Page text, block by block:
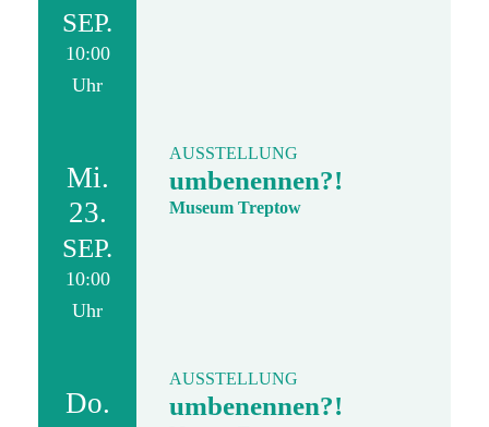
SEP.
10:00
Uhr
Mi.
23.
SEP.
10:00
Uhr
AUSSTELLUNG
umbenennen?!
Museum Treptow
Do.
AUSSTELLUNG
umbenennen?!